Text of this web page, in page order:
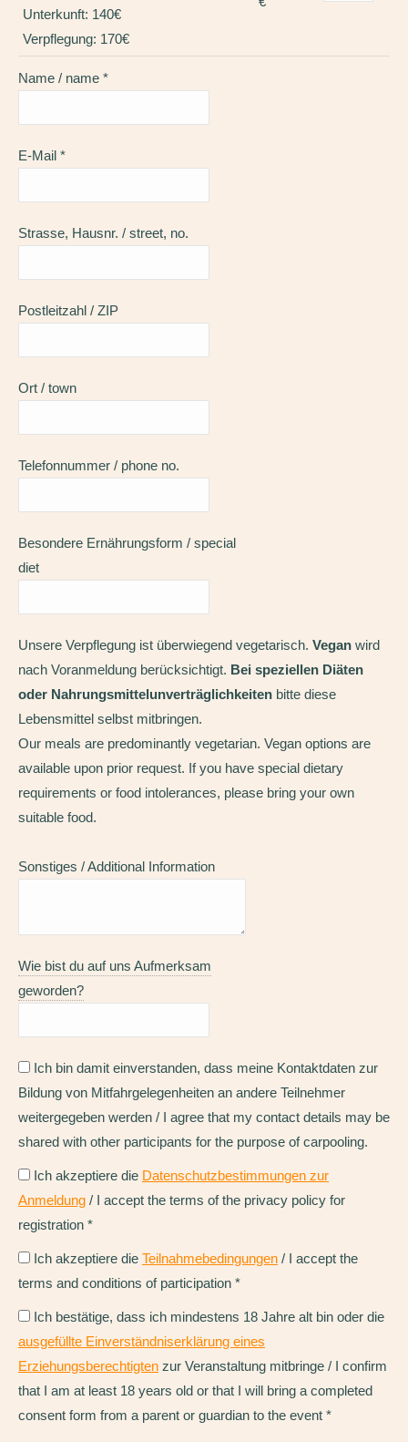
Unterkunft: 140€
Verpflegung: 170€
Name / name *
E-Mail *
Strasse, Hausnr. / street, no.
Postleitzahl / ZIP
Ort / town
Telefonnummer / phone no.
Besondere Ernährungsform / special
diet
Unsere Verpflegung ist überwiegend vegetarisch. Vegan wird
nach Voranmeldung berücksichtigt. Bei speziellen Diäten
oder Nahrungsmittelunverträglichkeiten bitte diese
Lebensmittel selbst mitbringen.
Our meals are predominantly vegetarian. Vegan options are
available upon prior request. If you have special dietary
requirements or food intolerances, please bring your own
suitable food.
Sonstiges / Additional Information
Wie bist du auf uns Aufmerksam
geworden?
Ich bin damit einverstanden, dass meine Kontaktdaten zur
Bildung von Mitfahrgelegenheiten an andere Teilnehmer
weitergegeben werden / I agree that my contact details may be
shared with other participants for the purpose of carpooling.
Ich akzeptiere die Datenschutzbestimmungen zur
Anmeldung / I accept the terms of the privacy policy for
registration *
Ich akzeptiere die Teilnahmebedingungen / I accept the
terms and conditions of participation *
Ich bestätige, dass ich mindestens 18 Jahre alt bin oder die
ausgefüllte Einverständniserklärung eines
Erziehungsberechtigten zur Veranstaltung mitbringe / I confirm
that I am at least 18 years old or that I will bring a completed
consent form from a parent or guardian to the event *